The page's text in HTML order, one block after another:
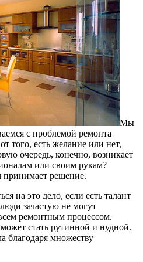
Мы
с проблемой ремонта
того, есть желание или нет,
очередь, конечно, возникает
или своим рукам?
решение.
на это дело, если есть талант
зачастую не могут
ремонтным процессом.
стать рутинной и нудной.
благодаря множеству